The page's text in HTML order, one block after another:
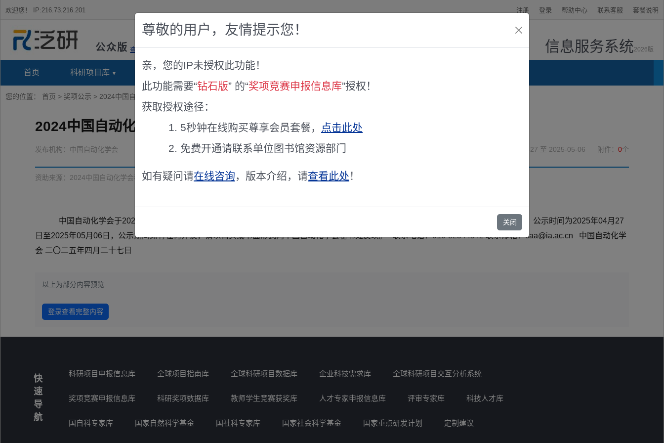
欢迎您！ IP:216.73.216.201 注册 登录 帮助中心 联系客服 套餐说明
公众版 查看说明 信息服务系统2026版
首页 科研项目库 项目指南库 奖项竞赛库
您的位置： 首页 > 奖项公示 > 2024中国自动化学会科技成就奖评审结果公示
2024中国自动化学会科技成就奖评审结果公示
发布机构： 中国自动化学会 2025-04-27 至 2025-05-06 附件： 0个
资助来源： 2024中国自动化学会科技成就奖评审结果公示
中国自动化学会于2025年04月26日召开了2024中国自动化学会科技成就奖评审会议。经专家评审委员会评审，现将评审结果公示如下： 公示时间为2025年04月27
日至2025年05月06日，公示期间如有任何异议，请以口头或书面形式向中国自动化学会秘书处反映。 联系电话：010-82544542 联系邮箱：caa@ia.ac.cn 中国自动化学
会 二〇二五年四月二十七日
以上为部分内容预览
登录查看完整内容
快
速
导
航
科研项目申报信息库 全球项目指南库 全球科研项目数据库 企业科技需求库 全球科研项目交互分析系统
奖项竞赛申报信息库 科研奖项数据库 教师学生竞赛获奖库 人才专家申报信息库 评审专家库 科技人才库
国自科专家库 国家自然科学基金 国社科专家库 国家社会科学基金 国家重点研发计划 定制建议
尊敬的用户，友情提示您！
亲，您的IP未授权此功能！
此功能需要“钻石版” 的“奖项竞赛申报信息库”授权！
获取授权途径：
5秒钟在线购买尊享会员套餐，
点击此处
免费开通请联系单位图书馆资源部门
如有疑问请在线咨询，版本介绍，请查看此处 ！
关闭